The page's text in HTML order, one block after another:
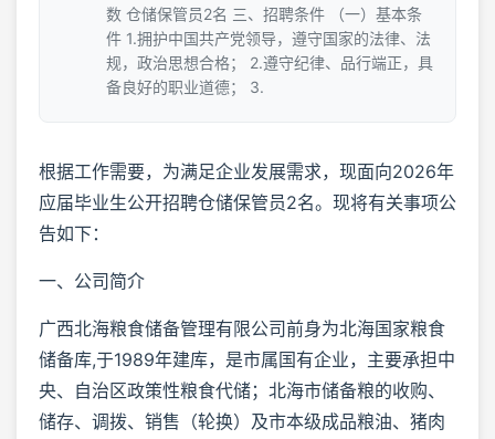
数 仓储保管员2名 三、招聘条件 （一）基本条
件 1.拥护中国共产党领导，遵守国家的法律、法
规，政治思想合格； 2.遵守纪律、品行端正，具
备良好的职业道德； 3.
根据工作需要，为满足企业发展需求，现面向2026年
应届毕业生公开招聘仓储保管员2名。现将有关事项公
告如下：
一、公司简介
广西北海粮食储备管理有限公司前身为北海国家粮食
储备库,于1989年建库，是市属国有企业，主要承担中
央、自治区政策性粮食代储；北海市储备粮的收购、
储存、调拨、销售（轮换）及市本级成品粮油、猪肉